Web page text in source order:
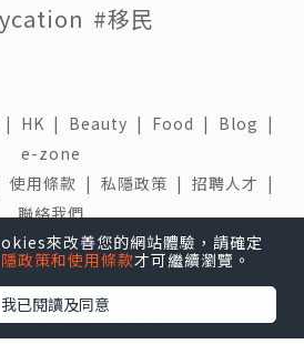
#移民
| HK | Beauty | Food | Blog |
e-zone
使用條款 | 私隱政策 | 招聘人才 |
聯絡我們
Lifestyle應用程式
來改善您的網站體驗，請確定
政策和使用條款才可繼續瀏覽。
我已閱讀及同意